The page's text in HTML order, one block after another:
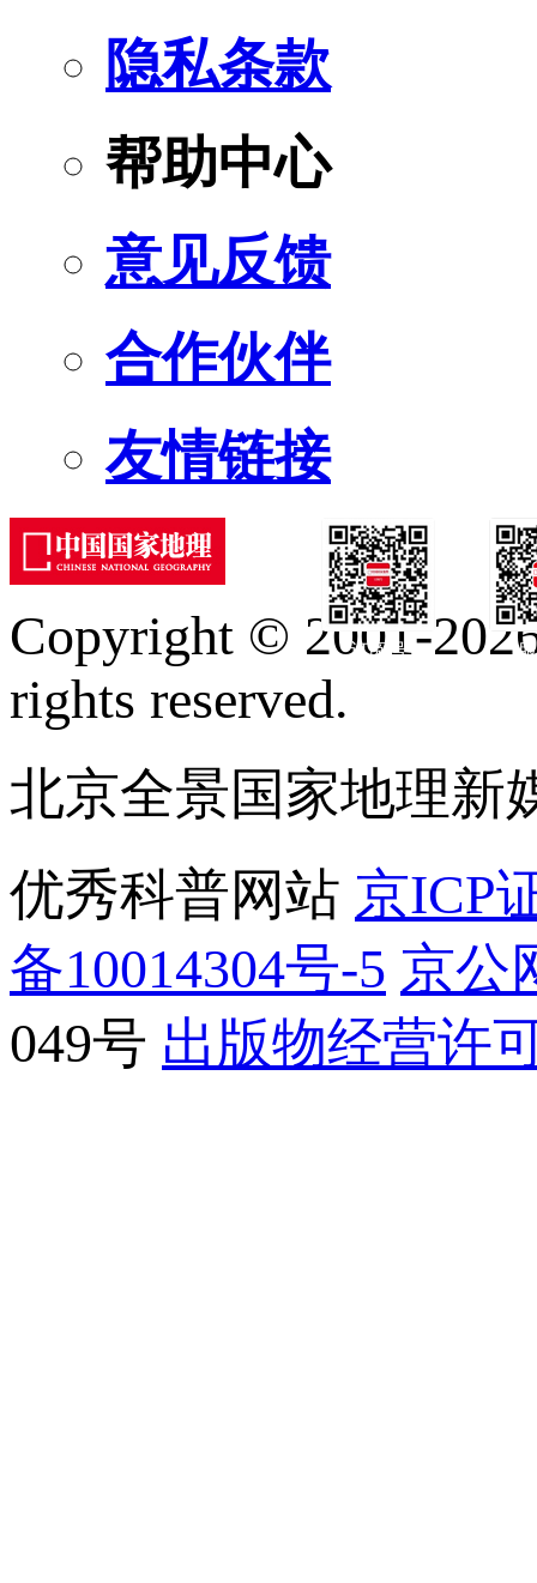
隐私条款
帮助中心
意见反馈
合作伙伴
友情链接
订阅号
Copyright © 2001-
rights reserved.
北京全景国家地理新
优秀科普网站 京ICP
备10014304号-5 京公
049号 出版物经营许